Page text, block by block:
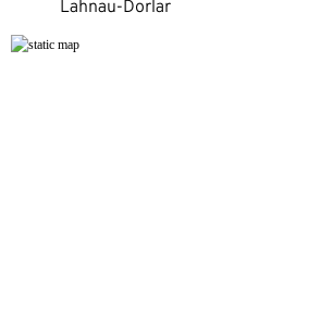
Lahnau-Dorlar